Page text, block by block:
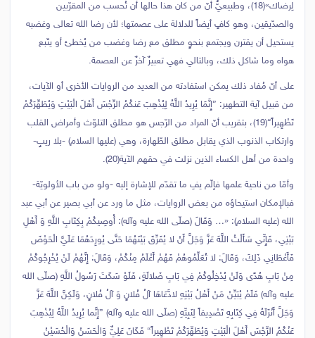
لِرضاك»(18)، وطبيعيٌّ أنّ من كان هذا حالها أن تُحسب من المقرّبين
والصدّيقين، وهو كافٍ أيضاً للدلالة على عصمتها؛ لأن رضا الله تعالى وغضبه
يستحيل أن يقترن ويجتمع بنحوٍ مطلق مع رضا وغضب من يُخطئ أو يتّبع
هواه وما شاكل ذلك، وبالتالي فهي تعبيرٌ آخرٌ عن العصمة.
على أنّ مُفاد ذلك يمكن استفادته من العديد من الروايات الأخرى أو الآيات،
من قبيل آية التطهير: {إِنَّمَا يُرِيدُ اللَّهُ لِيُذْهِبَ عَنكُمُ الرِّجْسَ أَهْلَ الْبَيْتِ وَيُطَهِّرَكُمْ
تَطْهِيراً}(19)، بتقريب أنّ المراد من الرّجس هو مطلق التلوّث وأمراض القلب
وارتكاب الذنوب الذي يقابل مطلق الطّهارة، وهي (عليها السلام) -بلا ريبٍ-
واحدة من أهل الكساء الذين نزلت في حقهم الآية(20).
وأمّا من ناحية علمها فإلّم يفِ ما تقدّم للإشارة إليه -ولو من باب الأولويّة-
فبالإمكان استيحاؤه من بعض الروايات، مثل ما ورد عن أبي بصير عن أبي عبد
الله (عليه السلام): «… وَقَالَ (صلّى الله عليه وآله): أُوصِيكُمْ بِكِتَابِ اللَّهِ وَ أَهْلِ
بَيْتِي، فَإِنِّي سَأَلْتُ اللَّهَ عَزَّ وَجَلَّ أَنْ لا يُفَرِّقَ بَيْنَهُمَا حَتَّى يُورِدَهُمَا عَلَيَّ الْحَوْضَ
فَأَعْطَانِي ذَلِكَ، وَقَالَ: لا تُعَلِّمُوهُمْ فَهُمْ أَعْلَمُ مِنْكُمْ، وَقَالَ: إِنَّهُمْ لَنْ يُخْرِجُوكُمْ
مِنْ بَابِ هُدًى وَلَنْ يُدْخِلُوكُمْ فِي بَابِ ضَلالَةٍ، فَلَوْ سَكَتَ رَسُولُ اللَّهِ (صلّى الله
عليه وآله) فَلَمْ يُبَيِّنْ مَنْ أَهْلُ بَيْتِهِ لادَّعَاهَا آلُ فُلانٍ وَ آلُ فُلانٍ، وَلَكِنَّ اللَّهَ عَزَّ
وَجَلَّ أَنْزَلَهُ فِي كِتَابِهِ تَصْدِيقاً لِنَبِيِّهِ (صلّى الله عليه وآله) {إِنَّما يُرِيدُ اللَّهُ لِيُذْهِبَ
عَنْكُمُ الرِّجْسَ أَهْلَ الْبَيْتِ وَيُطَهِّرَكُمْ تَطْهِيراً} فَكَانَ عَلِيٌّ وَالْحَسَنُ وَالْحُسَيْنُ